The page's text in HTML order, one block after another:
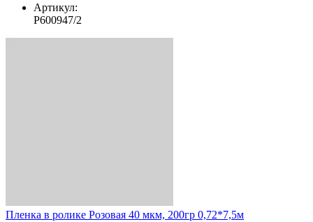
Артикул:
Р600947/2
Пленка в ролике Розовая 40 мкм, 200гр 0,72*7,5м